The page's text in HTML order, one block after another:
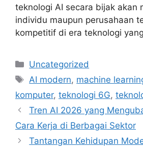
teknologi AI secara bijak akan
individu maupun perusahaan
kompetitif di era teknologi
Categories
Uncategorized
Tags
AI modern, machine
komputer, teknologi 6G,
Tren AI 2026 yang
Cara Kerja di Berbagai Sektor
Tantangan Kehidupan